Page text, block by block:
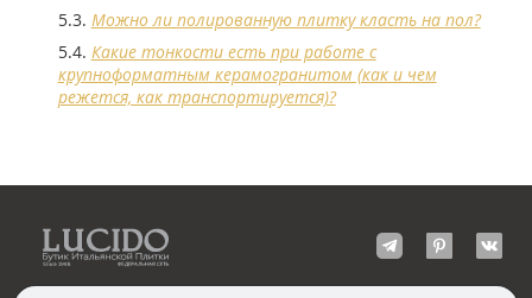
Можно ли полированную плитку класть на пол?
Какие тонкости есть при работе с
крупноформатным керамогранитом (как и чем
режется, как транспортируется)?